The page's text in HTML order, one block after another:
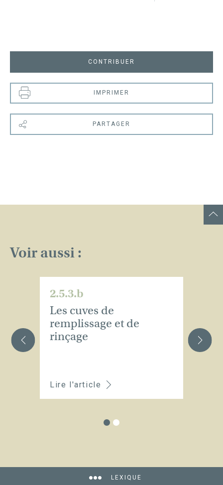
CONTRIBUER
IMPRIMER
PARTAGER
Voir aussi :
2.5.3.b
Les cuves de
remplissage et de
rinçage
Lire l'article
LEXIQUE